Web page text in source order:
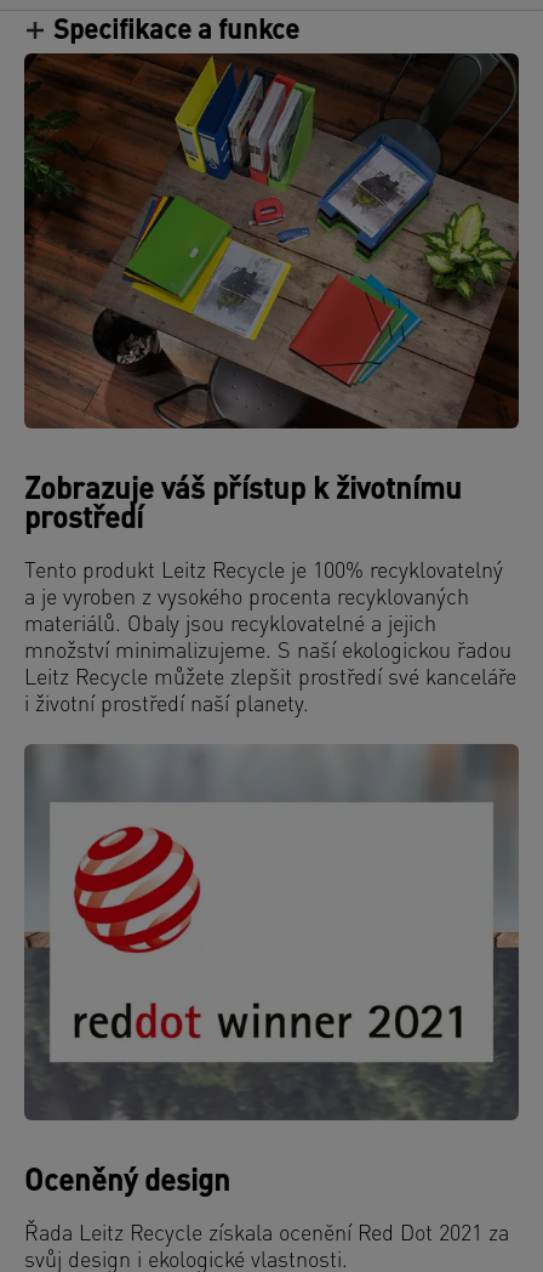
Specifikace a funkce
Zobrazuje váš přístup k životnímu
prostředí
Tento produkt Leitz Recycle je 100% recyklovatelný
a je vyroben z vysokého procenta recyklovaných
materiálů. Obaly jsou recyklovatelné a jejich
množství minimalizujeme. S naší ekologickou řadou
Leitz Recycle můžete zlepšit prostředí své kanceláře
i životní prostředí naší planety.
Oceněný design
Řada Leitz Recycle získala ocenění Red Dot 2021 za
svůj design i ekologické vlastnosti.